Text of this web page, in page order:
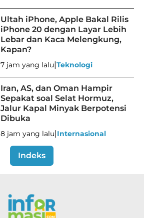
Ultah iPhone, Apple Bakal Rilis
iPhone 20 dengan Layar Lebih
Lebar dan Kaca Melengkung,
Kapan?
7 jam yang lalu|Teknologi
Iran, AS, dan Oman Hampir
Sepakat soal Selat Hormuz,
Jalur Kapal Minyak Berpotensi
Dibuka
8 jam yang lalu|Internasional
Indeks